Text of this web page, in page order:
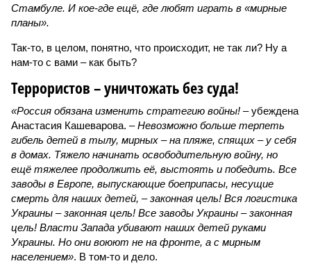
Стамбуле. И кое-где ещё, где любят играть в «мирные
планы».
Так-то, в целом, понятно, что происходит, не так ли? Ну а
нам-то с вами – как быть?
Террористов – уничтожать без суда!
«Россия обязана изменить стратегию войны! – убеждена
Анастасия Кашеварова. –Невозможно больше терпеть
гибель детей в тылу, мирных – на пляже, спящих – у себя
в домах. Тяжело начинать освободительную войну, но
ещё тяжелее продолжить её, выстоять и победить. Все
заводы в Европе, выпускающие боеприпасы, несущие
смерть для наших детей, – законная цель! Вся логистика
Украины – законная цель! Все заводы Украины – законная
цель! Власти Запада убивают наших детей руками
Украины. Но они воюют не на фронте, а с мирным
населением». В том-то и дело.